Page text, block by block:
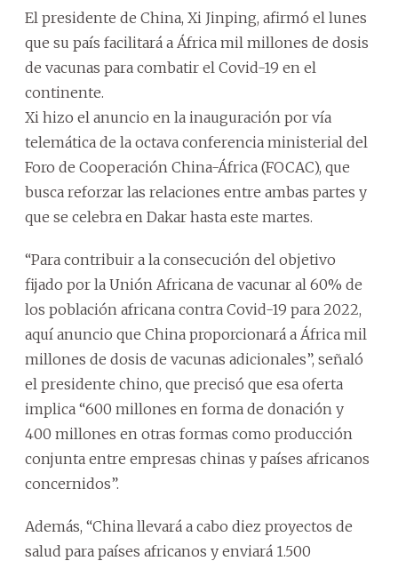
El presidente de China, Xi Jinping, afirmó el lunes
que su país facilitará a África mil millones de dosis
de vacunas para combatir el Covid-19 en el
continente.
Xi hizo el anuncio en la inauguración por vía
telemática de la octava conferencia ministerial del
Foro de Cooperación China-África (FOCAC), que
busca reforzar las relaciones entre ambas partes y
que se celebra en Dakar hasta este martes.
“Para contribuir a la consecución del objetivo
fijado por la Unión Africana de vacunar al 60% de
los población africana contra Covid-19 para 2022,
aquí anuncio que China proporcionará a África mil
millones de dosis de vacunas adicionales”, señaló
el presidente chino, que precisó que esa oferta
implica “600 millones en forma de donación y
400 millones en otras formas como producción
conjunta entre empresas chinas y países africanos
concernidos”.
Además, “China llevará a cabo diez proyectos de
salud para países africanos y enviará 1.500